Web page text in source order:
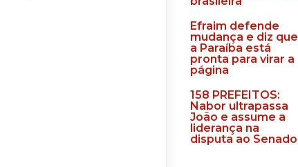
Efraim defende
mudança e diz que
a Paraíba está
pronta para virar a
página
158 PREFEITOS:
Nabor ultrapassa
João e assume a
liderança na
disputa ao Senado